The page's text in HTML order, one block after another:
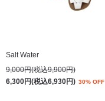
Salt Water
9,000円(税込9,900円)
6,300円(税込6,930円) 30% OFF